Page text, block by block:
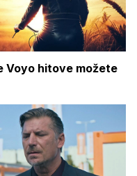
Voyo hitove možete